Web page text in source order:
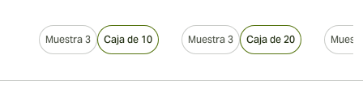
Muestra 3 Caja de 10 Muestra 3 Caja de 20